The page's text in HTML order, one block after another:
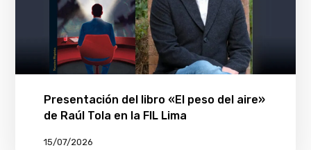
Presentación del libro «El peso del aire»
de Raúl Tola en la FIL Lima
15/07/2026